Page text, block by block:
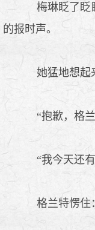
梅琳眨了眨
的报时声。
她猛地想起
“抱歉，格兰
“我今天还
格兰特愣住